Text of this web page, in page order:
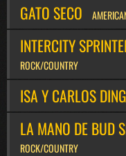
GATO SECO
INTERCITY
ROCK/COUNTRY
ISA Y CARLOS
LA MANO DE BUD
ROCK/COUNTRY